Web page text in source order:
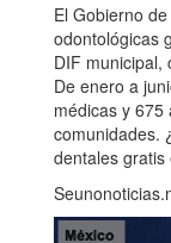
El Gobierno
odontológicas
DIF municipal,
De enero a
médicas y 675
comunidades.
dentales gratis